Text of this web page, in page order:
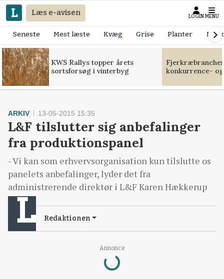
Læs e-avisen LOGIN MENU
Seneste Mest læste Kvæg Grise Planter
KWS Rallys topper årets
sortsforsøg i vinterbyg
konkurrence-
Annonce
Loading...
ARKIV 13-05-2015 15:35
L&F tilslutter sig anbefalinger
fra produktionspanel
- Vi kan som erhvervsorganisation kun tilslutte os
panelets anbefalinger, lyder det fra
administrerende direktør i L&F Karen Hækkerup
Redaktionen